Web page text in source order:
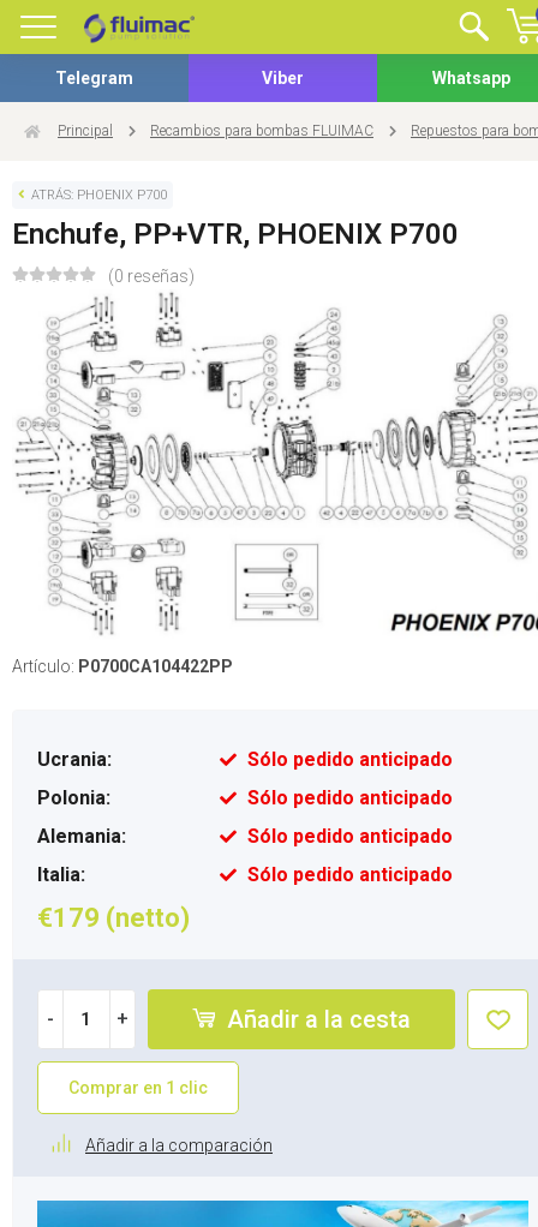
Telegram Viber Whatsapp
Principal Recambios para bombas FLUIMAC Repuestos para
ATRÁS: PHOENIX P700
Enchufe, PP+VTR, PHOENIX P700
(0 reseñas)
Artículo: P0700CA104422PP
Ucrania:
Sólo pedido anticipado
Polonia:
Sólo pedido anticipado
Alemania:
Sólo pedido anticipado
Italia:
Sólo pedido anticipado
€179 (netto)
- + Añadir a la cesta
Comprar en 1 clic
Añadir a la comparación